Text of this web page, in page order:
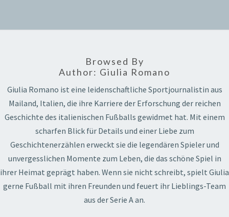
Browsed By
Author: Giulia Romano
Giulia Romano ist eine leidenschaftliche Sportjournalistin aus
Mailand, Italien, die ihre Karriere der Erforschung der reichen
Geschichte des italienischen Fußballs gewidmet hat. Mit einem
scharfen Blick für Details und einer Liebe zum
Geschichtenerzählen erweckt sie die legendären Spieler und
unvergesslichen Momente zum Leben, die das schöne Spiel in
ihrer Heimat geprägt haben. Wenn sie nicht schreibt, spielt Giulia
gerne Fußball mit ihren Freunden und feuert ihr Lieblings-Team
aus der Serie A an.